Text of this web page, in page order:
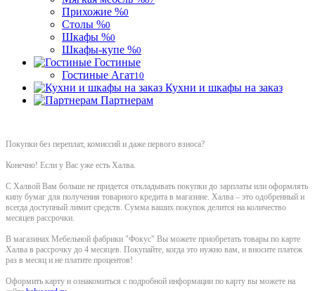
Прихожие %0
Столы %0
Шкафы %0
Шкафы-купе %0
Гостиные
Гостиные Агат10
Кухни и шкафы на заказ
Партнерам
Покупки без переплат, комиссий и даже первого взноса?
Конечно! Если у Вас уже есть Халва.
С Халвой Вам больше не придется откладывать покупки до зарплаты или оформлять
кипу бумаг для получения товарного кредита в магазине. Халва – это одобренный и
всегда доступный лимит средств. Сумма ваших покупок делится на количество
месяцев рассрочки.
В магазинах Мебельной фабрики "Фокус" Вы можете приобретать товары по карте
Халва в рассрочку до 4 месяцев. Покупайте, когда это нужно вам, и вносите платеж
раз в месяц и не платите процентов!
Оформить карту и ознакомиться с подробной информации по карту вы можете на